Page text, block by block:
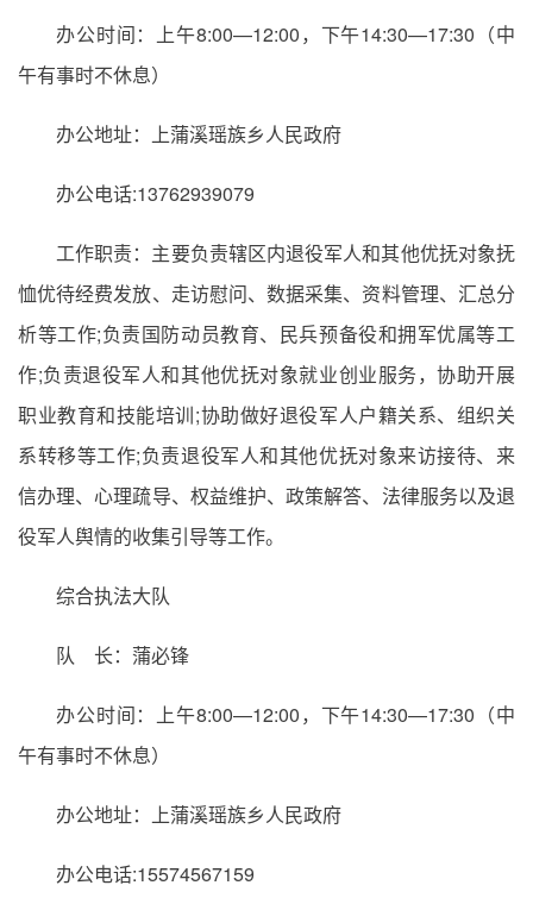
办公时间：上午8:00—12:00，下午14:30—17:30（中
午有事时不休息）
办公地址：上蒲溪瑶族乡人民政府
办公电话:13762939079
工作职责：主要负责辖区内退役军人和其他优抚对象抚
恤优待经费发放、走访慰问、数据采集、资料管理、汇总分
析等工作;负责国防动员教育、民兵预备役和拥军优属等工
作;负责退役军人和其他优抚对象就业创业服务，协助开展
职业教育和技能培训;协助做好退役军人户籍关系、组织关
系转移等工作;负责退役军人和其他优抚对象来访接待、来
信办理、心理疏导、权益维护、政策解答、法律服务以及退
役军人舆情的收集引导等工作。
综合执法大队
队 长：蒲必锋
办公时间：上午8:00—12:00，下午14:30—17:30（中
午有事时不休息）
办公地址：上蒲溪瑶族乡人民政府
办公电话:15574567159